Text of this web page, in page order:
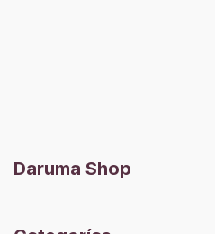
Daruma Shop